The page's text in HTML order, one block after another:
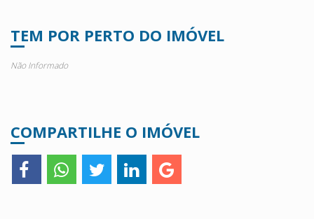
TEM POR PERTO DO IMÓVEL
Não Informado
COMPARTILHE O IMÓVEL